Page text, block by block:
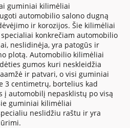
guminiai kilimėliai
automobilio salono dugną
ir korozijos. Šie kilimėliai
konkrečiam automobilio
neslidinėja, yra patogūs ir
plotą. Automobilio kilimėliai
gumos kuri neskleidžia
ir patvari, o visi guminiai
3 centimetrų, bortelius kad
į automobilį nepasklistų po visą
guminiai kilimėliai
neslidžiu raštu ir yra